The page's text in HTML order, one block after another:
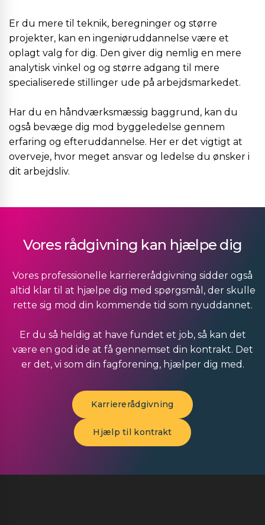
Er du mere til teknik, beregninger og større
projekter, kan en ingeniøruddannelse være et
oplagt valg for dig. Den giver dig nemlig en mere
analytisk vinkel og og større adgang til mere
specialiserede stillinger ude på arbejdsmarkedet.
Har du en håndværksmæssig baggrund, kan du
også bevæge dig mod byggeledelse gennem
erfaring og efteruddannelse. Her er det vigtigt at
overveje, hvor meget ansvar og ledelse du ønsker i
dit arbejdsliv.
Vores rådgivning kan hjælpe dig
Vores professionelle karriererådgivning sidder også
altid klar til at hjælpe dig med spørgsmål, der skulle
rette sig mod din kommende tid som nyuddannet.
Er du så heldig at have fundet et job, så kan det
være en god ide at få gennemset din kontrakt. Det
er det, vi som din fagforening, hjælper dig med.
Karriererådgivning
Hjælp til kontrakt